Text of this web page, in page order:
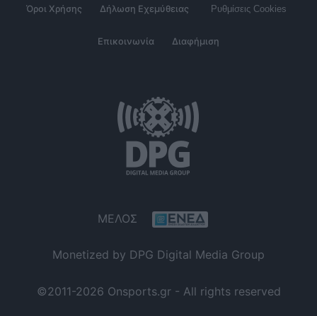
Όροι Χρήσης Δήλωση Εχεμύθειας Ρυθμίσεις Cookies
Επικοινωνία Διαφήμιση
ΜΕΛΟΣ
Monetized by DPG Digital Media Group
©2011-2026 Onsports.gr - All rights reserved